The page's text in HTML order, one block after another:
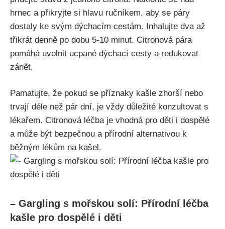
hrnec a přikryjte si hlavu ručníkem, aby se ⁤páry
dostaly ⁤ke svým dýchacím cestám. Inhalujte dva⁣ až
třikrát⁣ denně po dobu 5-10 minut. Citronová pára⁤
pomáhá uvolnit ucpané dýchací cesty ‍a redukovat
zánět.
Pamatujte, že pokud se ⁢příznaky kašle zhorší nebo
trvají déle než pár dní, je vždy důležité konzultovat s
lékařem. Citronová léčba je vhodná pro děti i dospělé
a může být bezpečnou a⁤ přírodní alternativou k
běžným lékům na kašel.
– Gargling⁣ s mořskou solí: Přírodní léčba
kašle pro ‍dospělé i‌ děti